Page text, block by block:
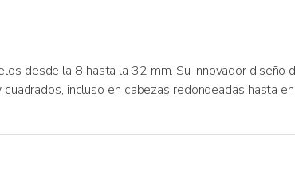
desde la 8 hasta la 32 mm. Su innovador
incluso en cabezas redondeadas hasta